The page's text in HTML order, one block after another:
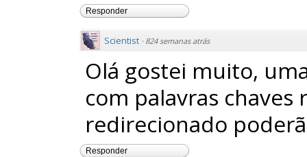
Responder
Scientist · 824 semanas atrás
Olá gostei muito,
com palavras chaves
redirecionado
Responder